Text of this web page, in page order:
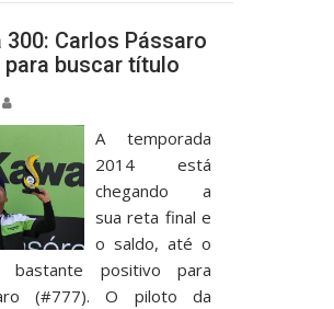
300: Carlos Pássaro
para buscar título
A temporada
2014 está
chegando a
sua reta final e
o saldo, até o
bastante positivo para
(#777). O piloto da